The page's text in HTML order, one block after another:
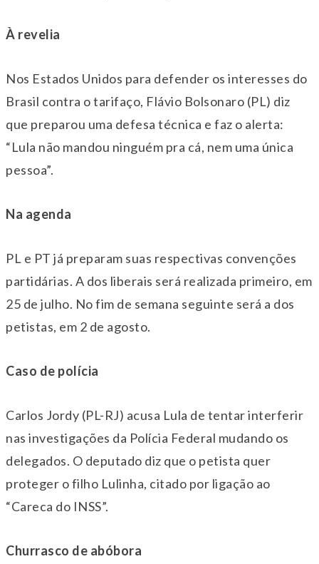
À revelia
Nos Estados Unidos para defender os interesses do
Brasil contra o tarifaço, Flávio Bolsonaro (PL) diz
que preparou uma defesa técnica e faz o alerta:
“Lula não mandou ninguém pra cá, nem uma única
pessoa”.
Na agenda
PL e PT já preparam suas respectivas convenções
partidárias. A dos liberais será realizada primeiro, em
25 de julho. No fim de semana seguinte será a dos
petistas, em 2 de agosto.
Caso de polícia
Carlos Jordy (PL-RJ) acusa Lula de tentar interferir
nas investigações da Polícia Federal mudando os
delegados. O deputado diz que o petista quer
proteger o filho Lulinha, citado por ligação ao
“Careca do INSS”.
Churrasco de abóbora